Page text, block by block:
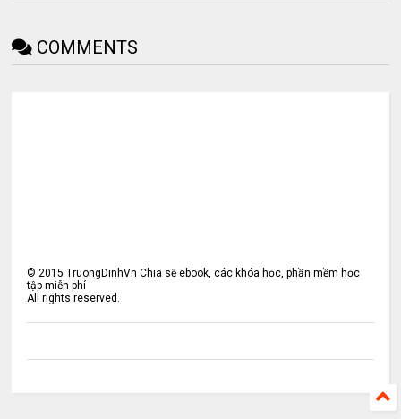
COMMENTS
©2015 TruongDinhVn Chia sẽ ebook, các khóa học, phần mềm học
tập miễn phí
All rights reserved.